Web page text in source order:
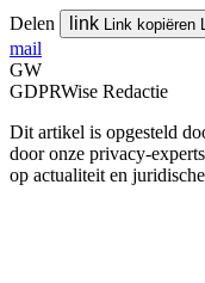
Delen link Link kopiëren
mail
GW
GDPRWise Redactie
Dit artikel is opgesteld
door onze privacy-
op actualiteit en